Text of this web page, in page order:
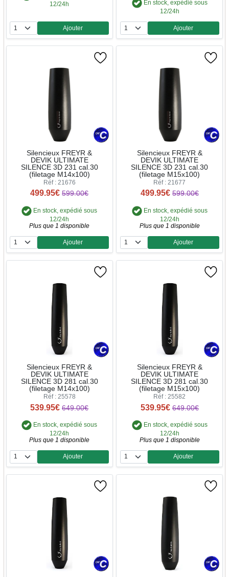
12/24h
Quantité
Ajouter
En stock, expédié sous
12/24h
Quantité
Ajouter
Silencieux FREYR &
DEVIK ULTIMATE
SILENCE 3D 231 cal.30
(filetage M14x100)
Réf : 21676
499.95€ 599.00€
En stock, expédié sous
12/24h
Plus que 1 disponible
Quantité
Ajouter
Silencieux FREYR &
DEVIK ULTIMATE
SILENCE 3D 231 cal.30
(filetage M15x100)
Réf : 21677
499.95€ 599.00€
En stock, expédié sous
12/24h
Plus que 1 disponible
Quantité
Ajouter
Silencieux FREYR &
DEVIK ULTIMATE
SILENCE 3D 281 cal.30
(filetage M14x100)
Réf : 25578
539.95€ 649.00€
En stock, expédié sous
12/24h
Plus que 1 disponible
Quantité
Ajouter
Silencieux FREYR &
DEVIK ULTIMATE
SILENCE 3D 281 cal.30
(filetage M15x100)
Réf : 25582
539.95€ 649.00€
En stock, expédié sous
12/24h
Plus que 1 disponible
Quantité
Ajouter